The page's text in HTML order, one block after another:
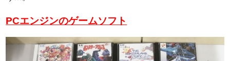
PCエンジンのゲームソフト